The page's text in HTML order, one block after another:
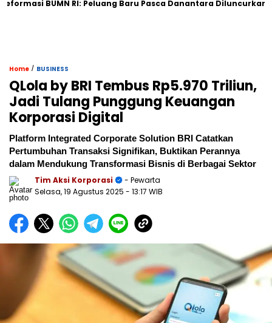
BUMN RI: Peluang Baru Pasca Danantara Diluncurkan Low
Home / BUSINESS
QLola by BRI Tembus Rp5.970 Triliun,
Jadi Tulang Punggung Keuangan
Korporasi Digital
Platform Integrated Corporate Solution BRI Catatkan
Pertumbuhan Transaksi Signifikan, Buktikan Perannya
dalam Mendukung Transformasi Bisnis di Berbagai Sektor
Tim Aksi Korporasi
- Pewarta
Selasa, 19 Agustus 2025 - 13:17 WIB